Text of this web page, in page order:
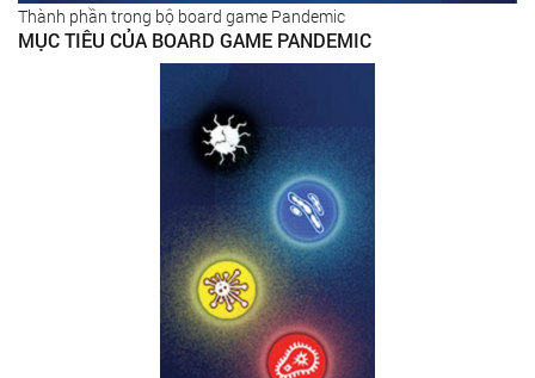
Thành phần trong bộ board game Pandemic
MỤC TIÊU CỦA BOARD GAME PANDEMIC